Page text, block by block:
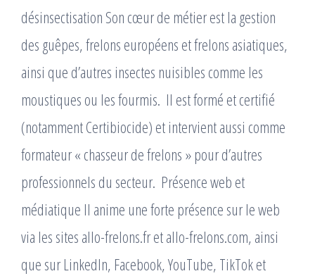
désinsectisation Son cœur de métier est la gestion
des guêpes, frelons européens et frelons asiatiques,
ainsi que d’autres insectes nuisibles comme les
moustiques ou les fourmis. ​ Il est formé et certifié
(notamment Certibiocide) et intervient aussi comme
formateur « chasseur de frelons » pour d’autres
professionnels du secteur. ​ Présence web et
médiatique Il anime une forte présence sur le web
via les sites allo-frelons.fr et allo-frelons.com, ainsi
que sur LinkedIn, Facebook, YouTube, TikTok et